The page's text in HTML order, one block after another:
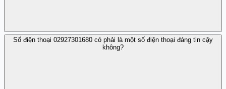
Bạn có thể nhận biết qua nội dung cuộc gọi đáng ngờ
Số điện thoại 02927301680 có phải là một số điện thoại đáng tin cậy
không?